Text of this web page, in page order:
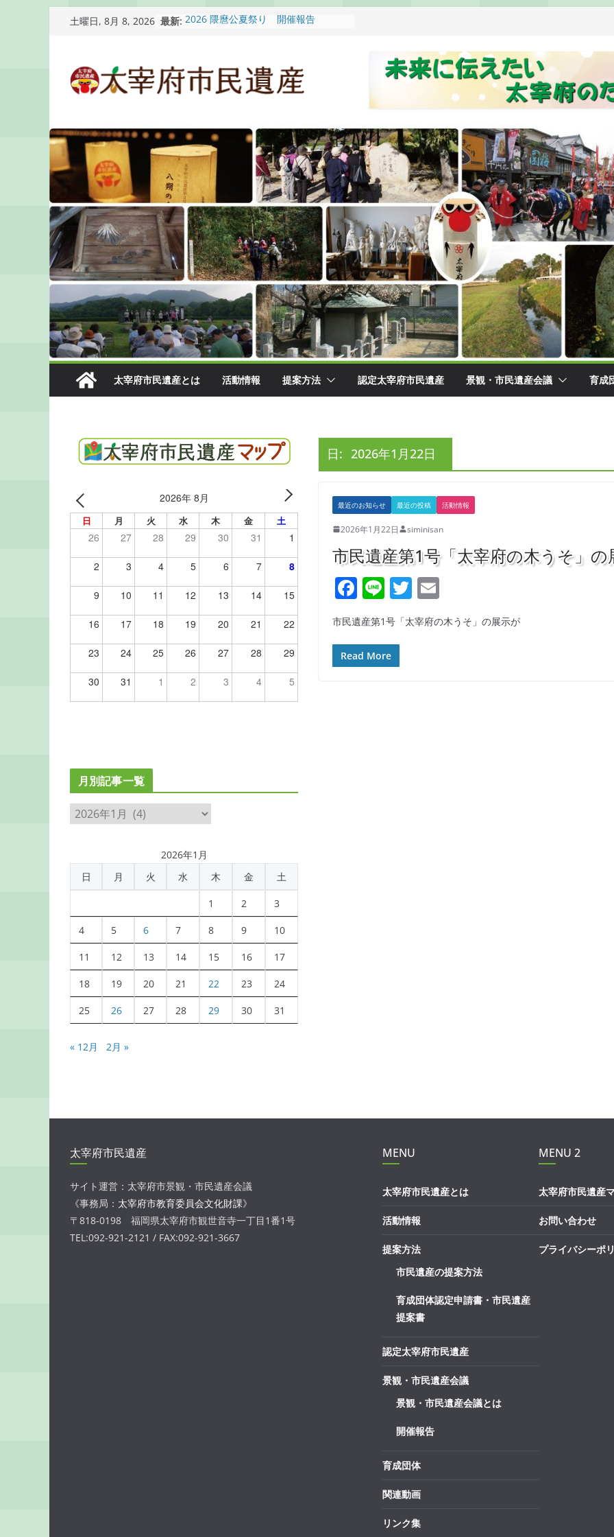
ス
ッ
プ
土曜日, 8月 8, 2026 最新: 2026 隈麿公夏祭り 開催報告
梅香苑夏まつり子どもみこし開催のお
知らせ
太宰府市民遺産とは 活動情報 提案方法 認定太宰府市民遺産 景観・市民遺産会議 育成
日: 2026年1月22日
最近のお知らせ 最近の投稿 活動情報
2026年1月22日 siminisan
市民遺産第1号「太宰府の木うそ」
F
a
c
e
b
Li
n
e
T
w
itt
m
ai
市民遺産第1号「太宰府の木うそ」の展示が
Read More
2026年 8月
日 月 火 水 木 金 土
26 27 28 29 30 31 1
2 3 4 5 6 7 8
9 10 11 12 13 14 15
16 17 18 19 20 21 22
23 24 25 26 27 28 29
30 31 1 2 3 4 5
月別記事一覧
月
事
2026年1月
日
月 火 水 木 金 土
1 2 3
4 5 6 7 8 9 10
11 12 13 14 15 16 17
18 19 20 21 22 23 24
25 26 27 28 29 30 31
« 12月 2月 »
太宰府市民遺産
サイト運営：太宰府市景観・市民遺産会議
《事務局： 太宰府市教育委員会文化財課》
〒818-0198 福岡県太宰府市観世音寺一丁目1番1号
TEL:092-921-2121 / FAX:092-921-3667
MENU
太宰府市民遺産とは
活動情報
提案方法
市民遺産の提案方法
育成団体認定申請書・市民遺産
提案書
認定太宰府市民遺産
景観・市民遺産会議
景観・市民遺産会議とは
開催報告
育成団体
関連動画
リンク集
MENU 2
太宰府市民遺産
お問い合わせ
プライバシーポ